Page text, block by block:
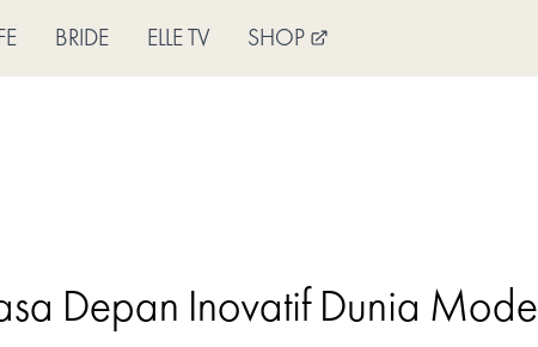
BRIDE ELLE TV SHOP
Depan Inovatif Dunia Mode